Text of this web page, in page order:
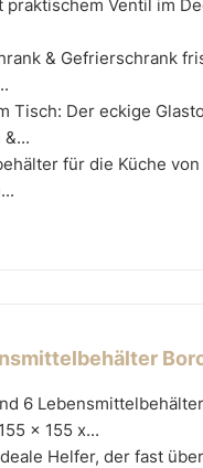
praktischem Ventil im
& Gefrierschrank
Tisch: Der eckige
für die Küche
6
x 155 x...
Helfer, der fast